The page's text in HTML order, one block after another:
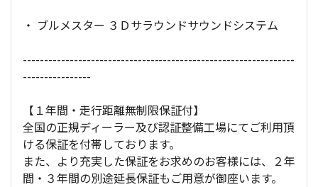
・ ブルメスター ３Ｄサラウンドサウンドシステム
----------------------------------------------------------------
----------------
【１年間・走行距離無制限保証付】
全国の正規ディーラー及び認証整備工場にてご利用頂
ける保証を付帯しております。
また、より充実した保証をお求めのお客様には、２年
間・３年間の別途延長保証もご用意が御座います。